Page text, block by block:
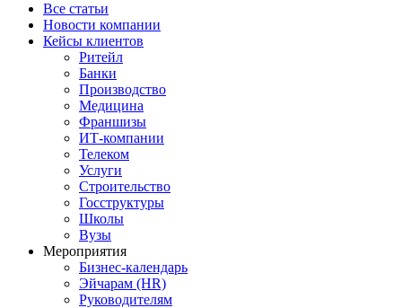
Все статьи
Новости компании
Кейсы клиентов
Ритейл
Банки
Производство
Медицина
Франшизы
ИТ-компании
Телеком
Услуги
Строительство
Госструктуры
Школы
Вузы
Мероприятия
Бизнес-календарь
Эйчарам (HR)
Руководителям